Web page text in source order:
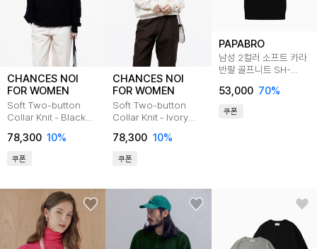
CHANCES NOI
FOR WOMEN
Soft Two-button
Collar Knit - Black
78,300 10%
쿠폰
CHANCES NOI
FOR WOMEN
Soft Two-button
Collar Knit - Ivory
78,300 10%
쿠폰
PAPABRO
남성 2컬러 소프트 카라
반팔 골프니트 SH-
53,000 70%
쿠폰